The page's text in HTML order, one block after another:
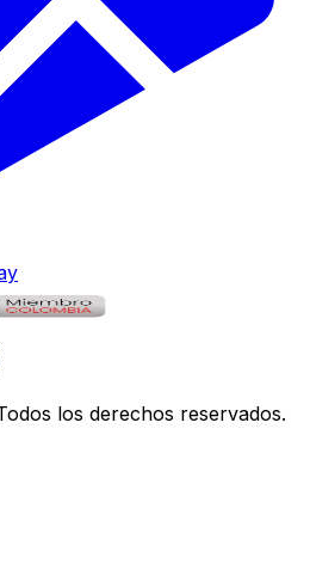
los derechos reservados.